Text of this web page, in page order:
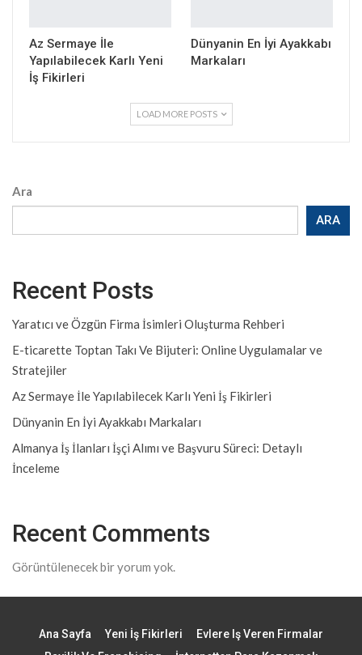
Az Sermaye İle
Yapılabilecek Karlı Yeni
İş Fikirleri
Dünyanin En İyi Ayakkabı
Markaları
LOAD MORE POSTS
Ara
ARA
Recent Posts
Yaratıcı ve Özgün Firma İsimleri Oluşturma Rehberi
E-ticarette Toptan Takı Ve Bijuteri: Online Uygulamalar ve
Stratejiler
Az Sermaye İle Yapılabilecek Karlı Yeni İş Fikirleri
Dünyanin En İyi Ayakkabı Markaları
Almanya İş İlanları İşçi Alımı ve Başvuru Süreci: Detaylı
İnceleme
Recent Comments
Görüntülenecek bir yorum yok.
Ana Sayfa Yeni İş Fikirleri
Evlere Iş Veren Firmalar